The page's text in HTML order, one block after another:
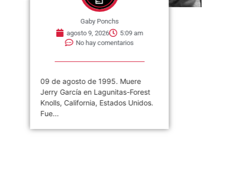
Gaby Ponchs
agosto 9, 2026
5:09 am
No hay comentarios
09 de agosto de 1995. Muere
Jerry García en Lagunitas-Forest
Knolls, California, Estados Unidos.
Fue...